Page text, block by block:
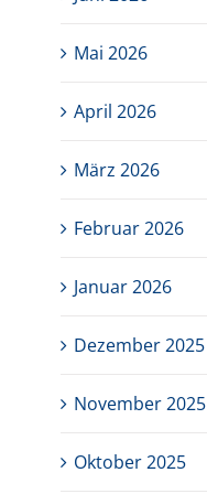
Mai 2026
April 2026
März 2026
Februar 2026
Januar 2026
Dezember 2025
November 2025
Oktober 2025